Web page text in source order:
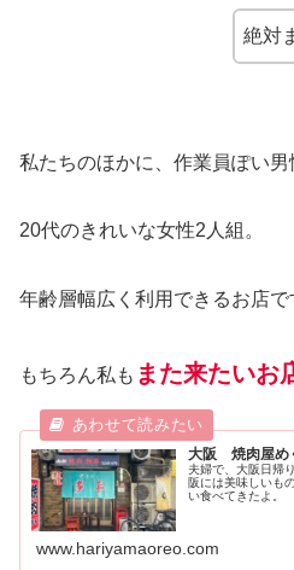
絶対
私たちのほかに、作業員ぽい男
20代のきれいな女性2人組。
年齢層幅広く利用できるお店で
もちろん私も また来たいお
大阪 焼肉屋め
夫婦で、大阪日帰
阪には美味しいも
い食べてきたよ。
www.hariyamaoreo.com